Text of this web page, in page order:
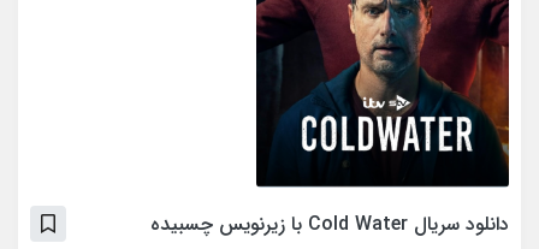
دانلود سریال Cold Water با زیرنویس چسبیده